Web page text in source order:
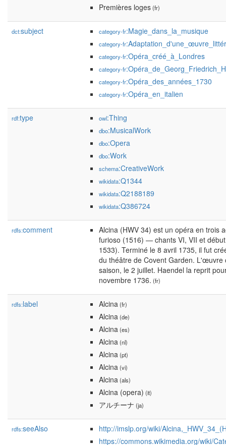
Premières loges(fr)
dct:subject category-fr:Magie_dans_la_musique
category-fr
category-fr:Opéra_créé_à_Londres
category-fr
category-fr:Opéra_des_années_1730
category-fr:Opéra_en_italien
rdf:type owl:Thing
dbo:MusicalWork
dbo:Opera
dbo:Work
schema:CreativeWork
wikidata:Q1344
wikidata:Q2188189
wikidata:Q386724
rdfs:comment
Alcina (HWV 34) est un opéra en trois
furioso (1516) — chants VI, VII et
1533). Terminé le 8 avril 1735, il fut
du théâtre de Covent Garden. L'œuvre
saison, le 2 juillet. Haendel la reprit
novembre 1736. (fr)
rdfs:label Alcina(fr)
Alcina(de)
Alcina(es)
Alcina(nl)
Alcina(pt)
Alcina(vi)
Alcina(als)
Alcina (opera) (it)
アルチーナ (ja)
rdfs:seeAlso
http://imslp.org/wiki/
https://commons.wikimedia.org/wiki/